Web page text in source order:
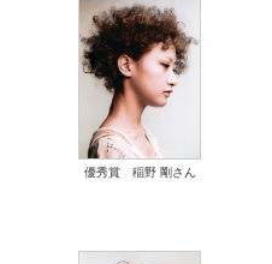
優秀賞 稲野 剛さん